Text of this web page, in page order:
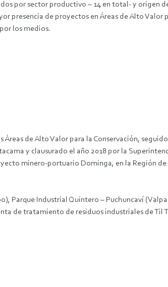
por sector productivo – 14 en total- y origen
presencia de proyectos en Áreas de Alto Valor
los medios.
de Alto Valor para la Conservación,
y clausurado el año 2018 por la
minero-portuario Dominga, en la Región de
Parque Industrial Quintero – Puchuncaví
de tratamiento de residuos industriales de Til